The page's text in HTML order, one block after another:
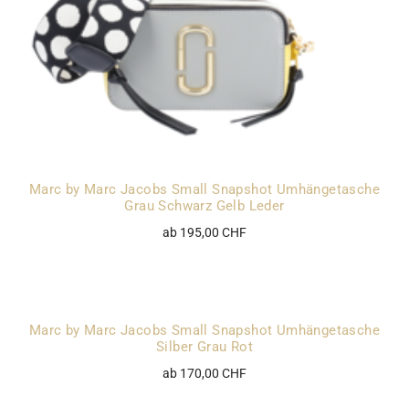
Marc by Marc Jacobs Small Snapshot Umhängetasche
Grau Schwarz Gelb Leder
ab 195,00 CHF
Marc by Marc Jacobs Small Snapshot Umhängetasche
Silber Grau Rot
ab 170,00 CHF